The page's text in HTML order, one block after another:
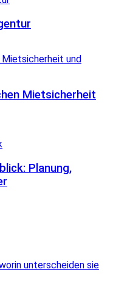
Mietsicherheit
Planung,